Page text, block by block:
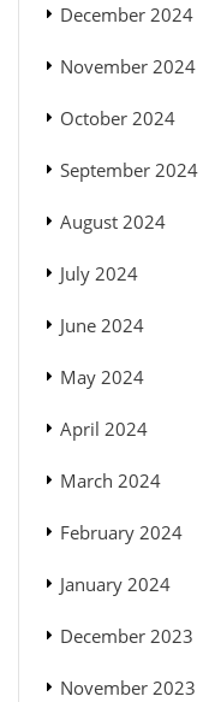
December 2024
November 2024
October 2024
September 2024
August 2024
July 2024
June 2024
May 2024
April 2024
March 2024
February 2024
January 2024
December 2023
November 2023